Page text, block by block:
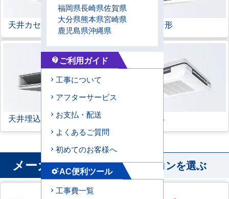
天井カセット形1方向 ビルトイン形
天井埋込ダクト形 天吊自在形
メーカー から業務用エアコンを選ぶ
福岡県長崎県佐賀県
大分県熊本県宮崎県
鹿児島県沖縄県
contact_support ご利用ガイド
工事について
アフターサービス
お支払・配送
よくあるご質問
初めてのお客様へ
settings_suggestAC便利ツール
工事費一覧